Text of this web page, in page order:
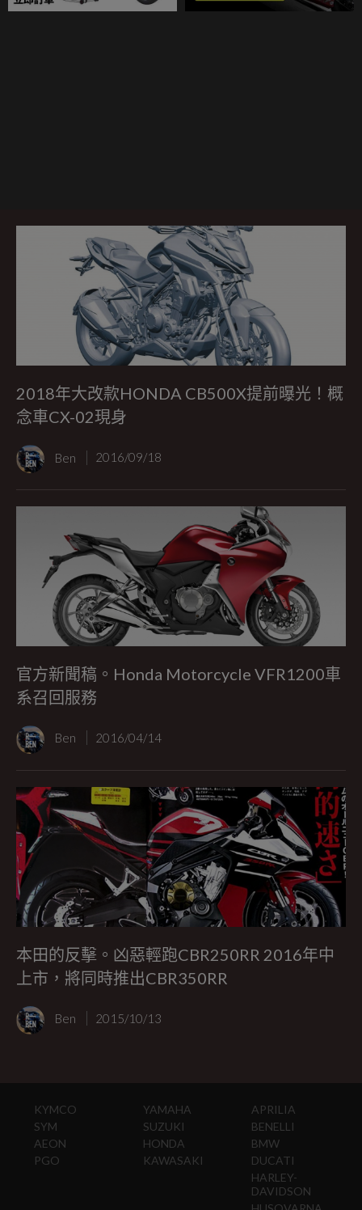
2018年大改款HONDA CB500X提前曝光！概
念車CX-02現身
Ben 2016/09/18
官方新聞稿。Honda Motorcycle VFR1200車
系召回服務
Ben 2016/04/14
本田的反擊。凶惡輕跑CBR250RR 2016年中
上市，將同時推出CBR350RR
Ben 2015/10/13
KYMCO
SYM
AEON
PGO
YAMAHA
SUZUKI
HONDA
KAWASAKI
APRILIA
BENELLI
BMW
DUCATI
HARLEY-
DAVIDSON